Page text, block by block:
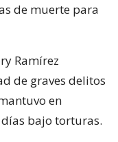
de muerte para
Ramírez
de graves delitos
en
bajo torturas.